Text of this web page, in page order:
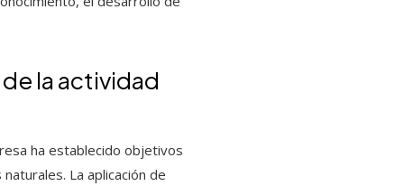
la actividad
ha establecido objetivos
La aplicación de